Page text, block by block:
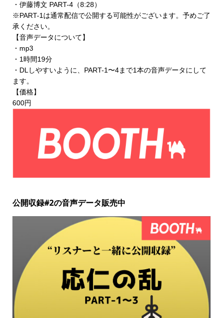
・伊藤博文 PART-4（8:28）
※PART-1は通常配信で公開する可能性がございます。予めご了
承ください。
【音声データについて】
・mp3
・1時間19分
・DLしやすいように、PART-1〜4まで1本の音声データにして
ます。
【価格】
600円
公開収録#2の音声データ販売中